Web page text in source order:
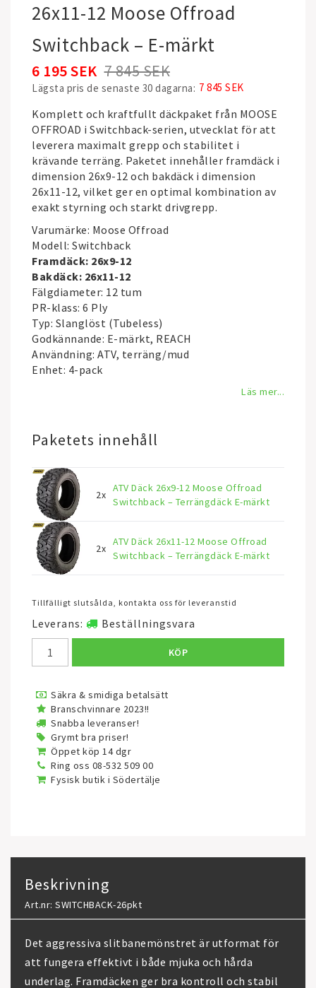
26x11-12 Moose Offroad
Switchback – E-märkt
7 845 SEK
6 195 SEK
Lägsta pris de senaste 30 dagarna 7 845 SEK
Komplett och kraftfullt däckpaket från MOOSE
OFFROAD i Switchback-serien, utvecklat för att
leverera maximalt grepp och stabilitet i
krävande terräng. Paketet innehåller framdäck i
dimension 26x9-12 och bakdäck i dimension
26x11-12, vilket ger en optimal kombination av
exakt styrning och starkt drivgrepp.
Varumärke: Moose Offroad
Modell: Switchback
Framdäck: 26x9-12
Bakdäck: 26x11-12
Fälgdiameter: 12 tum
PR-klass: 6 Ply
Typ: Slanglöst (Tubeless)
Godkännande: E-märkt, REACH
Användning: ATV, terräng/mud
Enhet: 4-pack
Läs mer...
Paketets innehåll
2x
ATV Däck 26x9-12 Moose Offroad
Switchback – Terrängdäck E-märkt
2x
ATV Däck 26x11-12 Moose Offroad
Switchback – Terrängdäck E-märkt
Tillfälligt slutsålda, kontakta oss för leveranstid
Leverans: Beställningsvara
KÖP
Säkra & smidiga betalsätt
Branschvinnare 2023!!
Snabba leveranser!
Grymt bra priser!
Öppet köp 14 dgr
Ring oss 08-532 509 00
Fysisk butik i Södertälje
Beskrivning
Art.nr: SWITCHBACK-26pkt
Det aggressiva slitbanemönstret är utformat för
att fungera effektivt i både mjuka och hårda
underlag. Framdäcken ger bra kontroll och stabil